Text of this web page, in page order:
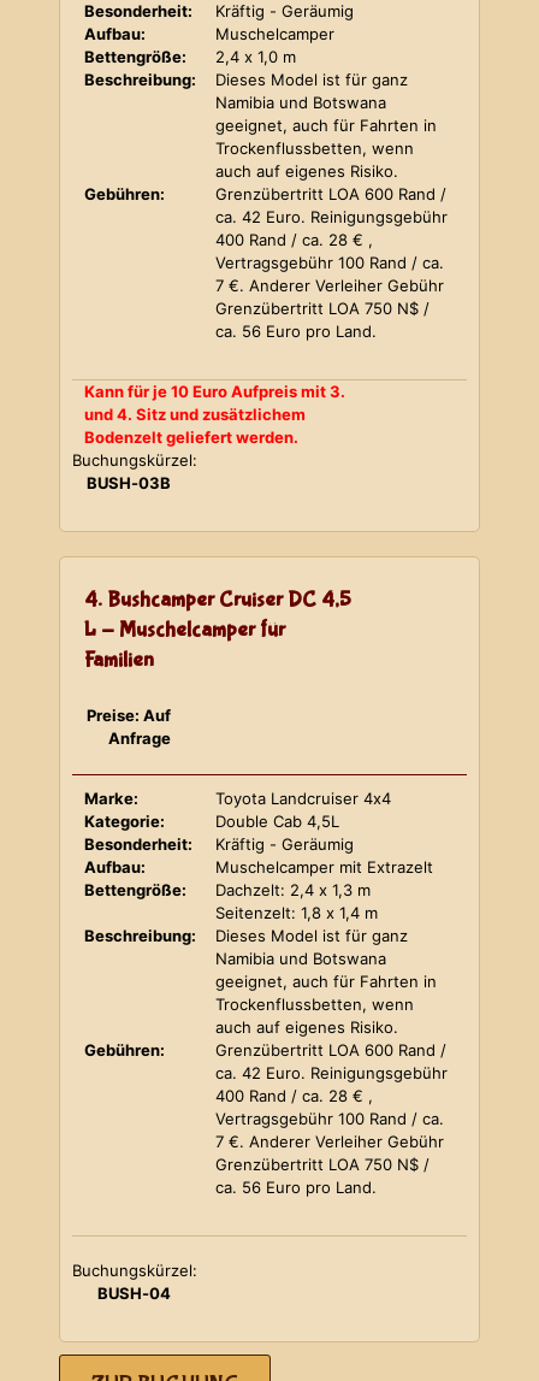
Besonderheit:
Kräftig - Geräumig
Aufbau:
Muschelcamper
Bettengröße:
2,4 x 1,0 m
Beschreibung:
Dieses Model ist für ganz
Namibia und Botswana
geeignet, auch für Fahrten in
Trockenflussbetten, wenn
auch auf eigenes Risiko.
Gebühren:
Grenzübertritt LOA 600 Rand /
ca. 42 Euro. Reinigungsgebühr
400 Rand / ca. 28 € ,
Vertragsgebühr 100 Rand / ca.
7 €. Anderer Verleiher Gebühr
Grenzübertritt LOA 750 N$ /
ca. 56 Euro pro Land.
Kann für je 10 Euro Aufpreis mit 3.
und 4. Sitz und zusätzlichem
Bodenzelt geliefert werden.
Buchungskürzel:
BUSH-03B
4. Bushcamper Cruiser DC 4,5
L - Muschelcamper für
Familien
Preise: Auf
Anfrage
Marke:
Toyota Landcruiser 4x4
Kategorie:
Double Cab 4,5L
Besonderheit:
Kräftig - Geräumig
Aufbau:
Muschelcamper mit Extrazelt
Bettengröße:
Dachzelt: 2,4 x 1,3 m
Seitenzelt: 1,8 x 1,4 m
Beschreibung:
Dieses Model ist für ganz
Namibia und Botswana
geeignet, auch für Fahrten in
Trockenflussbetten, wenn
auch auf eigenes Risiko.
Gebühren:
Grenzübertritt LOA 600 Rand /
ca. 42 Euro. Reinigungsgebühr
400 Rand / ca. 28 € ,
Vertragsgebühr 100 Rand / ca.
7 €. Anderer Verleiher Gebühr
Grenzübertritt LOA 750 N$ /
ca. 56 Euro pro Land.
Buchungskürzel:
BUSH-04